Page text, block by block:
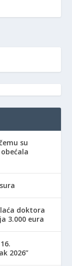
su
doktora
3.000 eura
2026”